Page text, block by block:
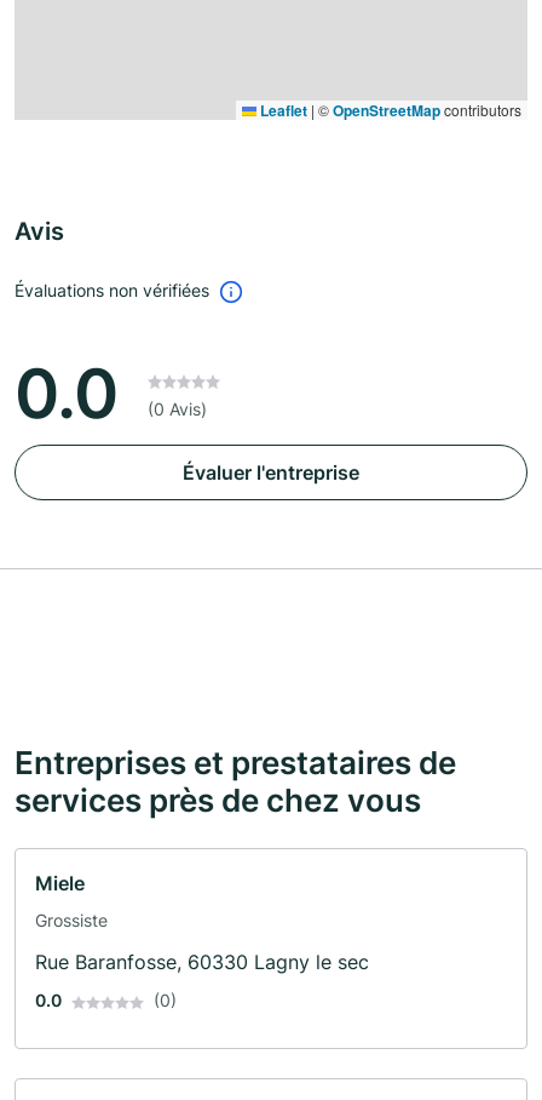
Leaflet | ©OpenStreetMapcontributors
Avis
Évaluations non vérifiées
0.0 (0 Avis)
Évaluer l'entreprise
Entreprises et prestataires de
services près de chez vous
Miele
Grossiste
Rue Baranfosse, 60330 Lagny le sec
0.0 (0)